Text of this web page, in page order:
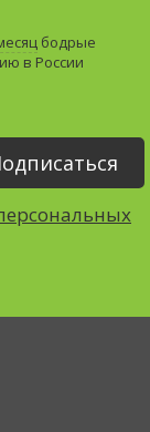
бодрые
в России